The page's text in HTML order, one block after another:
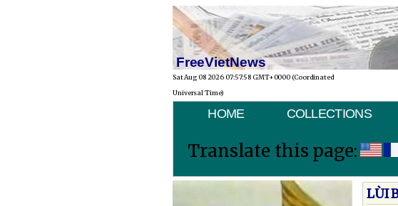
FreeVietNews
Sat Aug 08 2026 07:57:58 GMT+0000 (Coordinated
Universal Time)
HOME COLLECTIONS
Translate this page:
LÙI